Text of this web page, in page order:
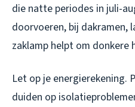
die natte periodes in juli-
doorvoeren, bij dakramen,
zaklamp helpt om donkere
Let op je energierekening.
duiden op